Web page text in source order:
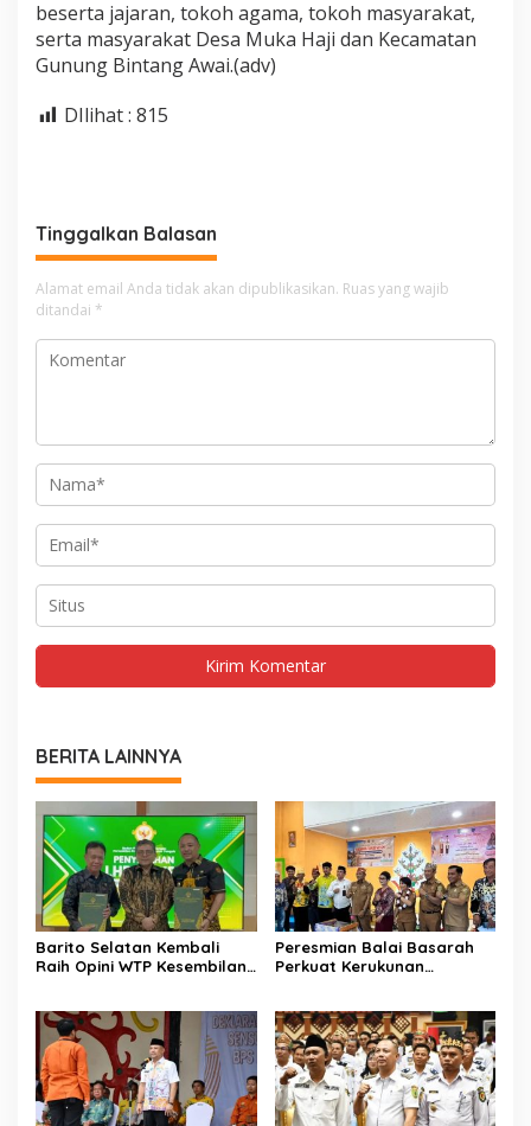
beserta jajaran, tokoh agama, tokoh masyarakat,
serta masyarakat Desa Muka Haji dan Kecamatan
Gunung Bintang Awai.(adv)
DIlihat : 815
Tinggalkan Balasan
Alamat email Anda tidak akan dipublikasikan. Ruas yang wajib
ditandai *
BERITA LAINNYA
Barito Selatan Kembali
Raih Opini WTP Kesembilan
Peresmian Balai Basarah
Perkuat Kerukunan